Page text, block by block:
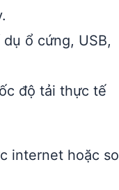
ổ cứng, USB,
độ tải thực tế
internet hoặc so